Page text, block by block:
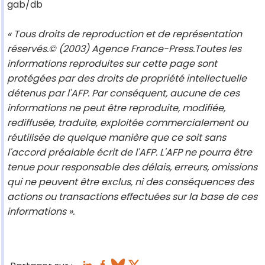
gab/db
« Tous droits de reproduction et de représentation
réservés.© (2003) Agence France-Press.Toutes les
informations reproduites sur cette page sont
protégées par des droits de propriété intellectuelle
détenus par l'AFP. Par conséquent, aucune de ces
informations ne peut être reproduite, modifiée,
rediffusée, traduite, exploitée commercialement ou
réutilisée de quelque manière que ce soit sans
l'accord préalable écrit de l'AFP. L'AFP ne pourra être
tenue pour responsable des délais, erreurs, omissions
qui ne peuvent être exclus, ni des conséquences des
actions ou transactions effectuées sur la base de ces
informations ».